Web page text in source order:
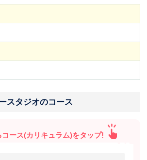
スタジオのコース
コース(カリキュラム)をタップ!